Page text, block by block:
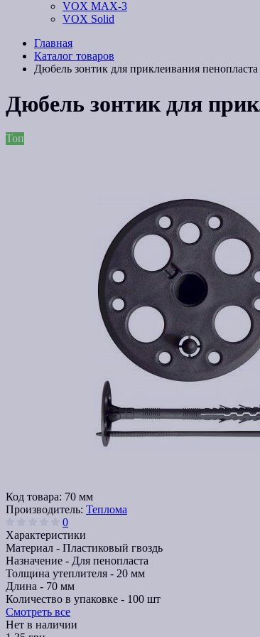
VOX MAX-3
VOX Solid
Главная
Каталог товаров
Дюбель зонтик для приклеивания
Дюбель зонтик для
Топ
Код товара: 70 мм
Производитель: Теплома
0
Характеристики
Материал - Пластиковый гвоздь
Назначение - Для пенопласта
Толщина утеплителя - 20 мм
Длина - 70 мм
Количество в упаковке - 100 шт
Смотреть все
Нет в наличии